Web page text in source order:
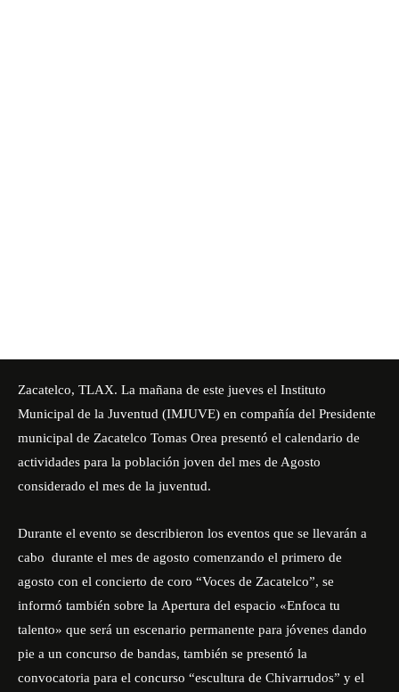
Zacatelco, TLAX. La mañana de este jueves el Instituto
Municipal de la Juventud (IMJUVE) en compañía del Presidente
municipal de Zacatelco Tomas Orea presentó el calendario de
actividades para la población joven del mes de Agosto
considerado el mes de la juventud.
Durante el evento se describieron los eventos que se llevarán a
cabo durante el mes de agosto comenzando el primero de
agosto con el concierto de coro “Voces de Zacatelco”, se
informó también sobre la Apertura del espacio «Enfoca tu
talento» que será un escenario permanente para jóvenes dando
pie a un concurso de bandas, también se presentó la
convocatoria para el concurso “escultura de Chivarrudos” y el